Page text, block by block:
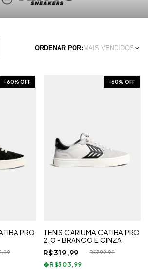
ORDENAR POR: MAIS VENDIDOS
-60% OFF
PRO
-60% OFF
TENIS CARIUMA CATIBA PRO
2.0 - BRANCO E CINZA
R$319,99
R$799,99
R$303,99